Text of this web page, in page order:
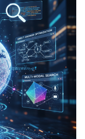
任務導向
品牌與企業的應對策略：從 SEO 到 GEO 的進化
取代你